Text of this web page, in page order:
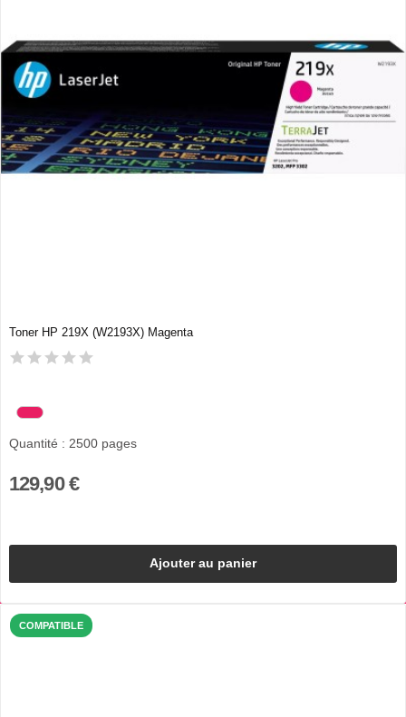
Toner HP 219X (W2193X) Magenta
Quantité : 2500 pages
129,90 €
Ajouter au panier
COMPATIBLE